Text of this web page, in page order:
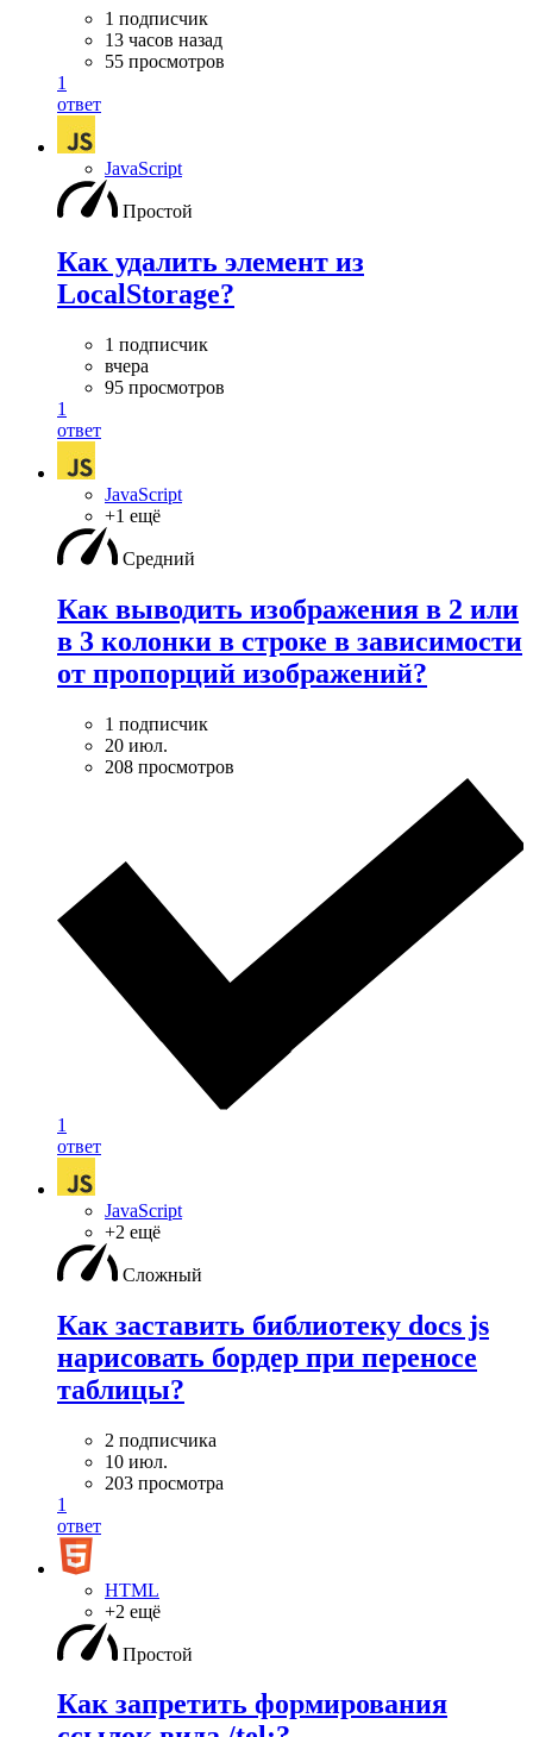
1 подписчик
13 часов назад
55 просмотров
1
ответ
JavaScript
Простой
Как удалить элемент из
LocalStorage?
1 подписчик
вчера
95 просмотров
1
ответ
JavaScript
+1 ещё
Средний
Как выводить изображения в 2 или
в 3 колонки в строке в зависимости
от пропорций изображений?
1 подписчик
20 июл.
208 просмотров
1
ответ
JavaScript
+2 ещё
Сложный
Как заставить библиотеку docs js
нарисовать бордер при переносе
таблицы?
2 подписчика
10 июл.
203 просмотра
1
ответ
HTML
+2 ещё
Простой
Как запретить формирования